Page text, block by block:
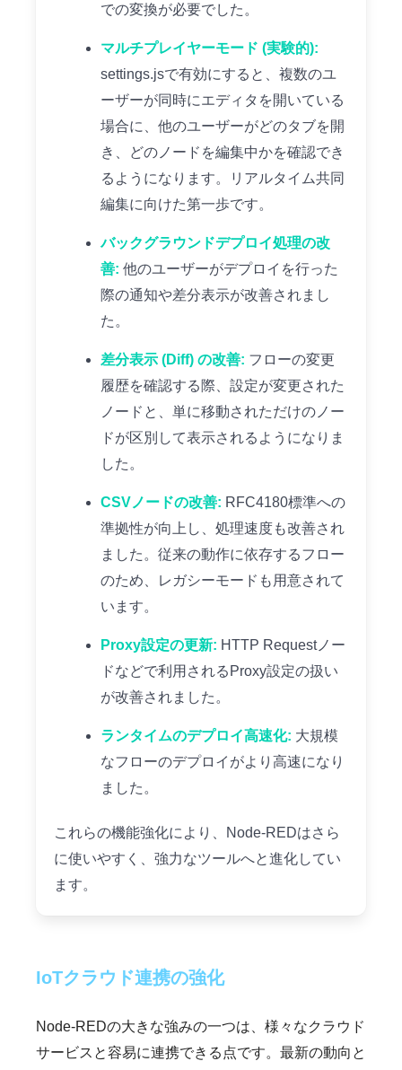
での変換が必要でした。
マルチプレイヤーモード (実験的):
settings.jsで有効にすると、複数のユ
ーザーが同時にエディタを開いている
場合に、他のユーザーがどのタブを開
き、どのノードを編集中かを確認でき
るようになります。リアルタイム共同
編集に向けた第一歩です。
バックグラウンドデプロイ処理の改
善: 他のユーザーがデプロイを行った
際の通知や差分表示が改善されまし
た。
差分表示 (Diff) の改善: フローの変更
履歴を確認する際、設定が変更された
ノードと、単に移動されただけのノー
ドが区別して表示されるようになりま
した。
CSVノードの改善: RFC4180標準への
準拠性が向上し、処理速度も改善され
ました。従来の動作に依存するフロー
のため、レガシーモードも用意されて
います。
Proxy設定の更新: HTTP Requestノー
ドなどで利用されるProxy設定の扱い
が改善されました。
ランタイムのデプロイ高速化: 大規模
なフローのデプロイがより高速になり
ました。
これらの機能強化により、Node-REDはさら
に使いやすく、強力なツールへと進化してい
ます。
IoTクラウド連携の強化
Node-REDの大きな強みの一つは、様々なクラウド
サービスと容易に連携できる点です。最新の動向と